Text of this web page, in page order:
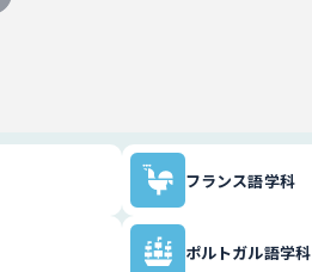
フランス語学科
ポルトガル語学科